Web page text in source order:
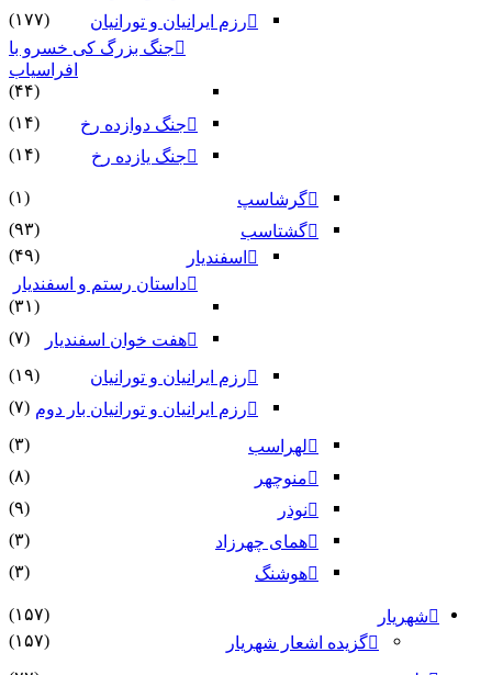
رزم ایرانیان و تورانیان
(۱۷۷)
جنگ بزرگ کی خسرو با
افراسیاب
(۴۴)
جنگ دوازده رخ
(۱۴)
جنگ یازده رخ
(۱۴)
گرشاسپ
(۱)
گشتاسب
(۹۳)
اسفندیار
(۴۹)
داستان رستم و اسفندیار
(۳۱)
هفت خوان اسفندیار
(۷)
رزم ایرانیان و تورانیان
(۱۹)
رزم ایرانیان و تورانیان بار دوم (۷)
لهراسب
(۳)
منوچهر
(۸)
نوذر
(۹)
هماى چهرزاد
(۳)
هوشنگ
(۳)
شهریار
(۱۵۷)
گزیده اشعار شهریار
(۱۵۷)